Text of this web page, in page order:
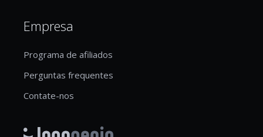
Empresa
Programa de afiliados
Perguntas frequentes
Contate-nos